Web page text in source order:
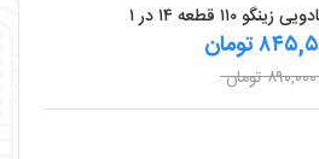
۱۱۰ قطعه ۱۴ در ۱
تومان
۸۹۰,۰۰۰ تومان